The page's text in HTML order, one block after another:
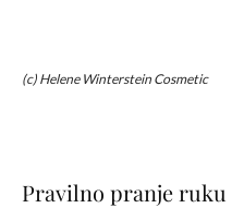
(c) Helene Winterstein Cosmetic
Pravilno pranje ruku